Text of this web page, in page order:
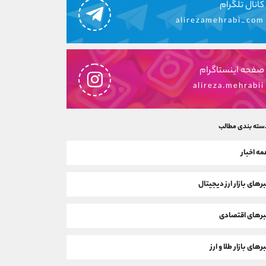
کانال تلگرام
alirezamehrabi_com
صفحه اینستاگرام
alireza.mehrabii
بندی مطالب
اخبار
بازار ارز دیجیتال
اقتصادی
بازار طلا و ارز